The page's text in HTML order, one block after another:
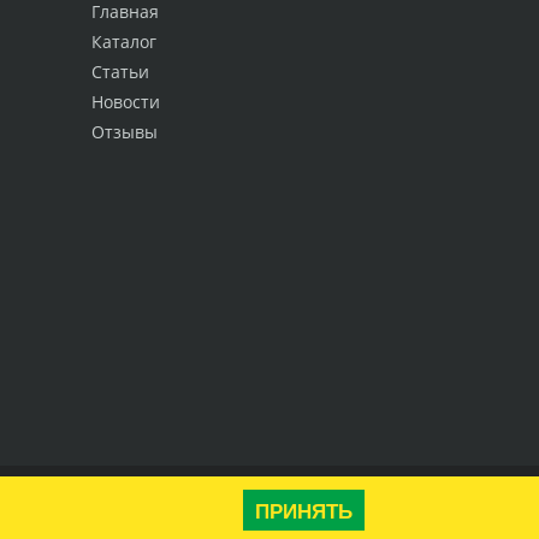
Главная
Каталог
Статьи
Новости
Отзывы
Наверх
ПРИНЯТЬ